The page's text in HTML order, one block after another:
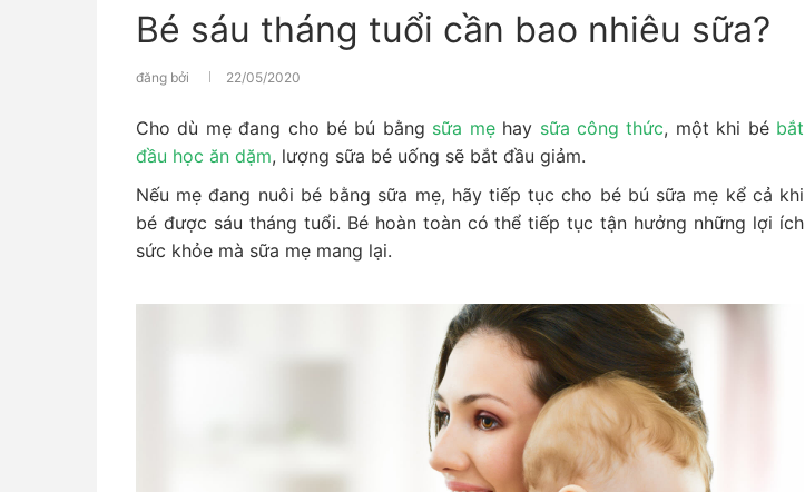
Bé sáu tháng tuổi cần bao nhiêu sữa?
đăng bởi 22/05/2020
Cho dù mẹ đang cho bé bú bằng sữa mẹ hay sữa công thức, một khi bé bắt
đầu học ăn dặm, lượng sữa bé uống sẽ bắt đầu giảm.
Nếu mẹ đang nuôi bé bằng sữa mẹ, hãy tiếp tục cho bé bú sữa mẹ kể cả khi
bé được sáu tháng tuổi. Bé hoàn toàn có thể tiếp tục tận hưởng những lợi ích
sức khỏe mà sữa mẹ mang lại.